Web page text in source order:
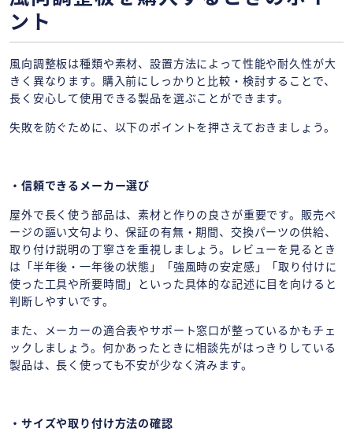
ント
風向調整板は種類や素材、設置方法によって性能や耐久性が大
きく異なります。購入前にしっかりと比較・検討することで、
長く安心して使用できる製品を選ぶことができます。
失敗を防ぐために、以下のポイントを押さえておきましょう。
・信頼できるメーカー選び
屋外で長く使う部品は、素材と作りの良さが重要です。販売ペ
ージの謳い文句より、保証の有無・期間、交換パーツの供給、
取り付け説明の丁寧さを重視しましょう。レビューを見るとき
は「半年後・一年後の状態」「強風時の安定感」「取り付けに
使った工具や所要時間」といった具体的な記述に目を向けると
判断しやすいです。
また、メーカーの適合表やサポート窓口が整っているかもチェ
ックしましょう。何かあったときに相談先がはっきりしている
製品は、長く使っても不安が少なく済みます。
・サイズや取り付け方法の確認